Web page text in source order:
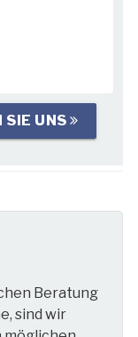
SIE UNS
Beratung
sind wir